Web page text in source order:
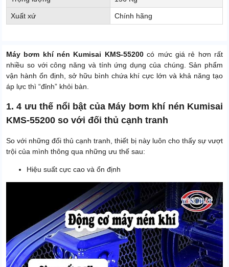
Xuất xứ Chính hãng
Máy bơm khí nén Kumisai KMS-55200có mức giá rẻ hơn rất
nhiều so với công năng và tính ứng dụng của chúng. Sản phẩm
vận hành ổn định, sở hữu bình chứa khí cực lớn và khả năng tạo
áp lực thì “đỉnh” khỏi bàn.
1. 4 ưu thế nổi bật của Máy bơm khí nén Kumisai
KMS-55200 so với đối thủ cạnh tranh
So với những đối thủ cạnh tranh, thiết bị này luôn cho thấy sự vượt
trội của mình thông qua những ưu thế sau:
Hiệu suất cực cao và ổn định